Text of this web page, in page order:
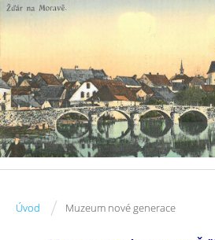
Úvod / Muzeum nové generace